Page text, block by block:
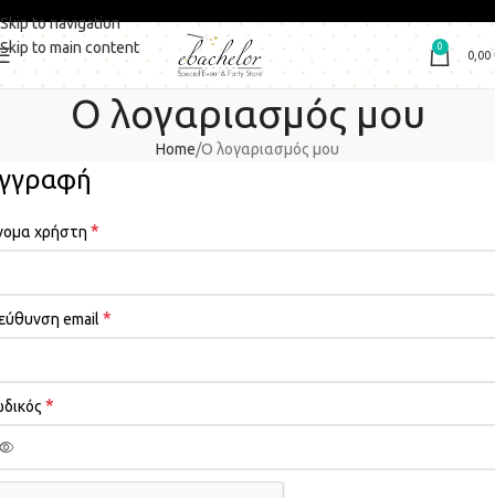
Skip to navigation
Skip to main content
0
0,00
Ο λογαριασμός μου
Home Ο λογαριασμός μου
χρήστη *
email *
*